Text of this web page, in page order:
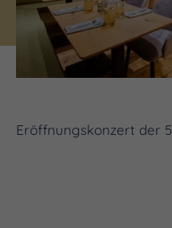
Eröffnungskonzert der